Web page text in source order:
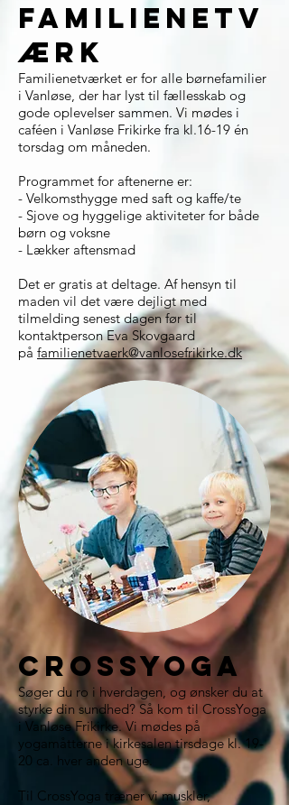
Familienetv
ærk
Familienetværket er for alle børnefamilier
i Vanløse, der har lyst til fællesskab og
gode oplevelser sammen. Vi mødes i
caféen i Vanløse Frikirke fra kl.16-19 én
torsdag om måneden.
Programmet for aftenerne er:
- Velkomsthygge med saft og kaffe/te
- Sjove og hyggelige aktiviteter for både
børn og voksne
- Lækker aftensmad
Det er gratis at deltage. Af hensyn til
maden vil det være dejligt med
tilmelding senest dagen før til
kontaktperson Eva Skovgaard
på familienetvaerk@vanlosefrikirke.dk
crossyoga
Søger du ro i hverdagen, og ønsker du at
styrke din sundhed? Så kom til CrossYoga
i Vanløse Frikirke. Vi mødes på
yogamåtterne i kirkesalen tirsdage kl. 19-
20 ca. hver anden uge.
Til CrossYoga træner vi muskler,